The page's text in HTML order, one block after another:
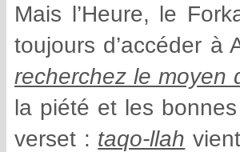
Mais l’Heure, le
toujours d’accéder à
recherchez le moyen
la piété et les
verset : taqo-llah